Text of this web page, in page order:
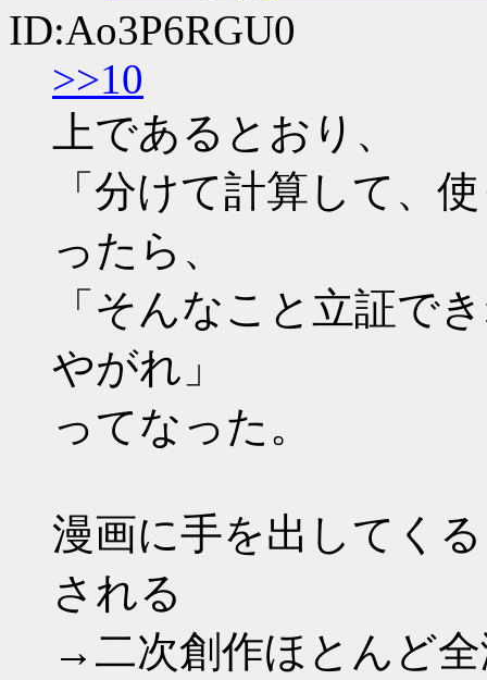
ID:Ao3P6RGU0
>>10
上であるとおり、
「分けて計算して、
ったら、
「そんなこと立証で
やがれ」
ってなった。
漫画に手を出してく
される
→二次創作ほとんど